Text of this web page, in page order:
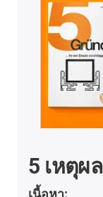
5 เหตุผ
เนื้อหา: